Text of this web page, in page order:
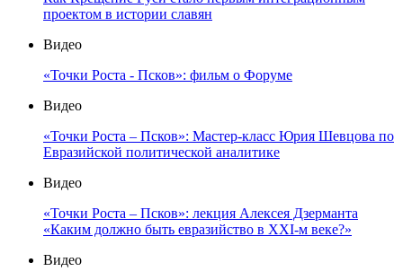
проектом в истории славян
Видео
«Точки Роста - Псков»: фильм о Форуме
Видео
«Точки Роста – Псков»: Мастер-класс Юрия Шевцова по
Евразийской политической аналитике
Видео
«Точки Роста – Псков»: лекция Алексея Дзерманта
«Каким должно быть евразийство в XXI-м веке?»
Видео